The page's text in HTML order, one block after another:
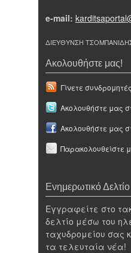
e-mail:
ΔΙΕΥΘΥΝΣΗ
Ακολουθήστε μας!
Γίνετε
Ακολουθήστε μας
Ακολουθήστε μας
Παρακολουθείστε
Ενημερωτικό Δελτίο
Εγγραφείτε στο
δελτίο μέσω του
ταχυδρομείου σας
τα τελευταία νέα!